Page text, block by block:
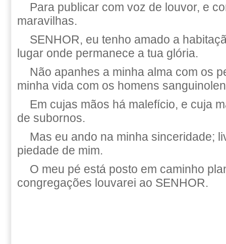
Para publicar com voz de louvor, e
maravilhas.
SENHOR, eu tenho amado a
lugar onde permanece a tua glória.
Não apanhes a minha alma com os
minha vida com os homens
Em cujas mãos há malefício, e cuja
de subornos.
Mas eu ando na minha sinceridade;
piedade de mim.
O meu pé está posto em caminho
congregações louvarei ao SENHOR.